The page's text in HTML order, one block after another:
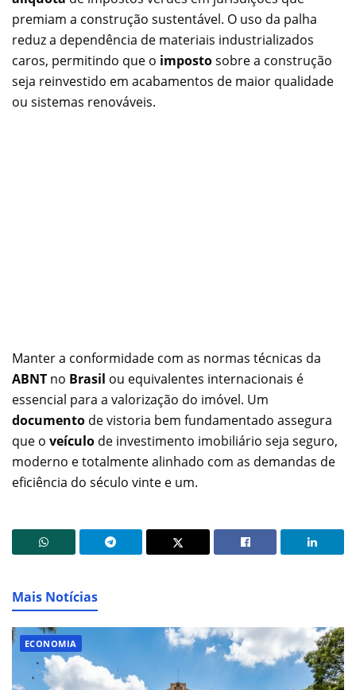
premiam a construção sustentável. O uso da palha
reduz a dependência de materiais industrializados
caros, permitindo que o impostosobre a construção
seja reinvestido em acabamentos de maior qualidade
ou sistemas renováveis.
Manter a conformidade com as normas técnicas da
ABNT no Brasil ou equivalentes internacionais é
essencial para a valorização do imóvel. Um
documento de vistoria bem fundamentado assegura
que o veículo de investimento imobiliário seja seguro,
moderno e totalmente alinhado com as demandas de
eficiência do século vinte e um.
Mais Notícias
ECONOMIA